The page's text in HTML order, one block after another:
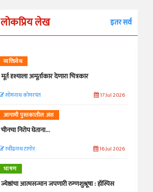
लोकप्रिय लेख इतर सर्व
व्यक्तिवेध
मूर्त दृश्याला अमूर्ताकार देणारा चित्रकार
सोमनाथ कोमरपंत 17 Jul 2026
आगामी पुस्तकातील अंश
चीनचा निरोप घेताना...
रवींद्रनाथ टागोर. 16 Jul 2026
भाषण
ज्येष्ठांचा आत्मसन्मान जपणारी रुग्णशुश्रूषा : हॉस्पिस